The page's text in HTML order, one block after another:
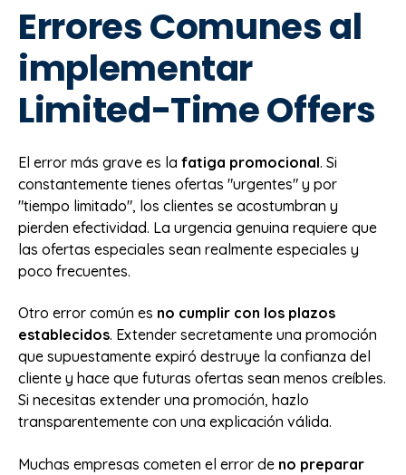
Errores Comunes al
implementar
Limited-Time Offers
El error más grave es la fatiga promocional. Si
constantemente tienes ofertas "urgentes" y por
"tiempo limitado", los clientes se acostumbran y
pierden efectividad. La urgencia genuina requiere que
las ofertas especiales sean realmente especiales y
poco frecuentes.
Otro error común es no cumplir con los plazos
establecidos. Extender secretamente una promoción
que supuestamente expiró destruye la confianza del
cliente y hace que futuras ofertas sean menos creíbles.
Si necesitas extender una promoción, hazlo
transparentemente con una explicación válida.
Muchas empresas cometen el error de no preparar